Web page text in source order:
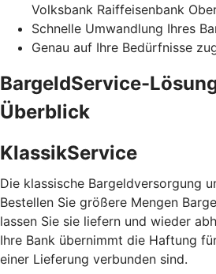
Volksbank Raiffeisenbank
Schnelle Umwandlung Ihres
Genau auf Ihre Bedürfnisse
BargeldService-
Überblick
KlassikService
Die klassische Bargeldversorgung
Bestellen Sie größere Mengen
lassen Sie sie liefern und wieder
Ihre Bank übernimmt die Haftung
einer Lieferung verbunden sind.